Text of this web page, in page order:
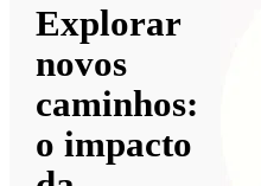
Explorar
novos
caminhos:
o impacto